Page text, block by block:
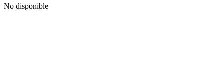
No disponible